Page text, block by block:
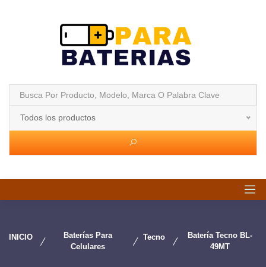
Todos los productos
INICIO
Baterías Para
Celulares
Tecno
Batería Tecno BL-
49MT